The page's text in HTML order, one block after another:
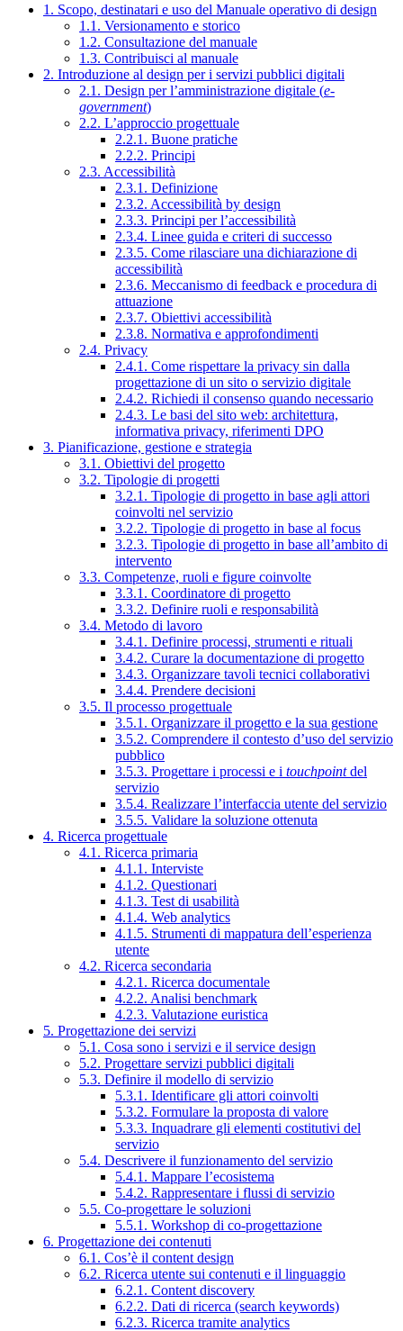
1. Scopo, destinatari e uso del Manuale operativo di design
1.1. Versionamento e storico
1.2. Consultazione del manuale
1.3. Contribuisci al manuale
2. Introduzione al design per i servizi pubblici digitali
2.1. Design per l’amministrazione digitale (e-
government)
2.2. L’approccio progettuale
2.2.1. Buone pratiche
2.2.2. Principi
2.3. Accessibilità
2.3.1. Definizione
2.3.2. Accessibilità by design
2.3.3. Principi per l’accessibilità
2.3.4. Linee guida e criteri di successo
2.3.5. Come rilasciare una dichiarazione di
accessibilità
2.3.6. Meccanismo di feedback e procedura di
attuazione
2.3.7. Obiettivi accessibilità
2.3.8. Normativa e approfondimenti
2.4. Privacy
2.4.1. Come rispettare la privacy sin dalla
progettazione di un sito o servizio digitale
2.4.2. Richiedi il consenso quando necessario
2.4.3. Le basi del sito web: architettura,
informativa privacy, riferimenti DPO
3. Pianificazione, gestione e strategia
3.1. Obiettivi del progetto
3.2. Tipologie di progetti
3.2.1. Tipologie di progetto in base agli attori
coinvolti nel servizio
3.2.2. Tipologie di progetto in base al focus
3.2.3. Tipologie di progetto in base all’ambito di
intervento
3.3. Competenze, ruoli e figure coinvolte
3.3.1. Coordinatore di progetto
3.3.2. Definire ruoli e responsabilità
3.4. Metodo di lavoro
3.4.1. Definire processi, strumenti e rituali
3.4.2. Curare la documentazione di progetto
3.4.3. Organizzare tavoli tecnici collaborativi
3.4.4. Prendere decisioni
3.5. Il processo progettuale
3.5.1. Organizzare il progetto e la sua gestione
3.5.2. Comprendere il contesto d’uso del servizio
pubblico
3.5.3. Progettare i processi e i touchpointdel
servizio
3.5.4. Realizzare l’interfaccia utente del servizio
3.5.5. Validare la soluzione ottenuta
4. Ricerca progettuale
4.1. Ricerca primaria
4.1.1. Interviste
4.1.2. Questionari
4.1.3. Test di usabilità
4.1.4. Web analytics
4.1.5. Strumenti di mappatura dell’esperienza
utente
4.2. Ricerca secondaria
4.2.1. Ricerca documentale
4.2.2. Analisi benchmark
4.2.3. Valutazione euristica
5. Progettazione dei servizi
5.1. Cosa sono i servizi e il service design
5.2. Progettare servizi pubblici digitali
5.3. Definire il modello di servizio
5.3.1. Identificare gli attori coinvolti
5.3.2. Formulare la proposta di valore
5.3.3. Inquadrare gli elementi costitutivi del
servizio
5.4. Descrivere il funzionamento del servizio
5.4.1. Mappare l’ecosistema
5.4.2. Rappresentare i flussi di servizio
5.5. Co-progettare le soluzioni
5.5.1. Workshop di co-progettazione
6. Progettazione dei contenuti
6.1. Cos’è il content design
6.2. Ricerca utente sui contenuti e il linguaggio
6.2.1. Content discovery
6.2.2. Dati di ricerca (search keywords)
6.2.3. Ricerca tramite analytics